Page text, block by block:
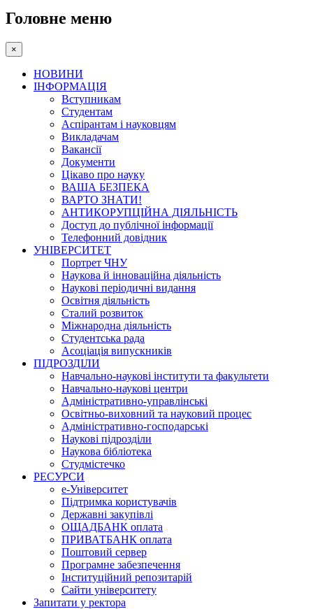
Головне меню
×
НОВИНИ
ІНФОРМАЦІЯ
Вступникам
Студентам
Аспірантам і науковцям
Викладачам
Вакансії
Документи
Цікаво про науку
ВАША БЕЗПЕКА
ВАРТО ЗНАТИ!
АНТИКОРУПЦІЙНА ДІЯЛЬНІСТЬ
Доступ до публічної інформації
Телефонний довідник
УНІВЕРСИТЕТ
Портрет ЧНУ
Наукова й інноваційна діяльність
Наукові періодичні видання
Освітня діяльність
Сталий розвиток
Міжнародна діяльність
Студентська рада
Асоціація випускників
ПІДРОЗДІЛИ
Навчально-наукові інститути та факультети
Навчально-наукові центри
Адміністративно-управлінські
Освітньо-виховний та науковий процес
Адміністративно-господарські
Наукові підрозділи
Наукова бібліотека
Студмістечко
РЕСУРСИ
е-Університет
Підтримка користувачів
Державні закупівлі
ОЩАДБАНК оплата
ПРИВАТБАНК оплата
Поштовий сервер
Програмне забезпечення
Інституційний репозитарій
Сайти університету
Запитати у ректора